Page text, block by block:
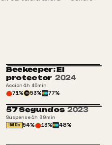
Beekeeper: El
protector 2024
Acción·1h 45min
71% m 53% 77%
57 Segundos 2023
Suspense·1h 39min
IMDb 54% 13% 48%